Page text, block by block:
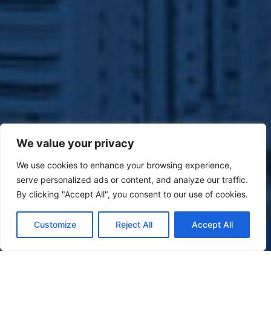
We value your privacy
We use cookies to enhance your browsing experience,
serve personalized ads or content, and analyze our traffic.
By clicking "Accept All", you consent to our use of cookies.
Customize Reject All Accept All
(47) 9 9977-7630